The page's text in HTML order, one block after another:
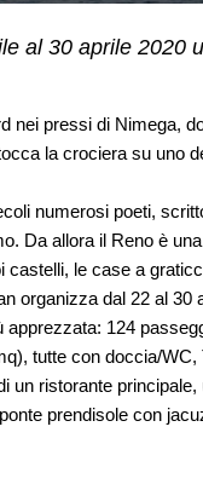
al 30 aprile 2020
nei pressi di Nimega,
la crociera su uno
numerosi poeti,
Da allora il Reno è
castelli, le case a
organizza dal 22 al 30
124
tutte con doccia/WC,
un ristorante principale,
prendisole con